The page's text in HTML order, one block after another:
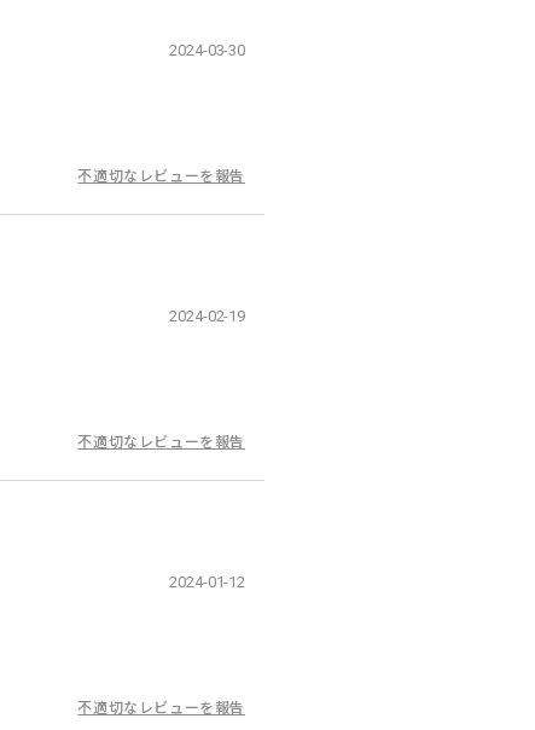
2024-03-30
不適切なレビューを報告
2024-02-19
不適切なレビューを報告
2024-01-12
不適切なレビューを報告